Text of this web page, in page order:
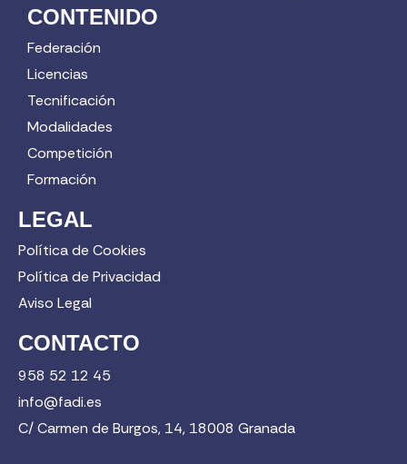
CONTENIDO
Federación
Licencias
Tecnificación
Modalidades
Competición
Formación
LEGAL
Política de Cookies
Política de Privacidad
Aviso Legal
CONTACTO
958 52 12 45
info@fadi.es
C/ Carmen de Burgos, 14, 18008 Granada